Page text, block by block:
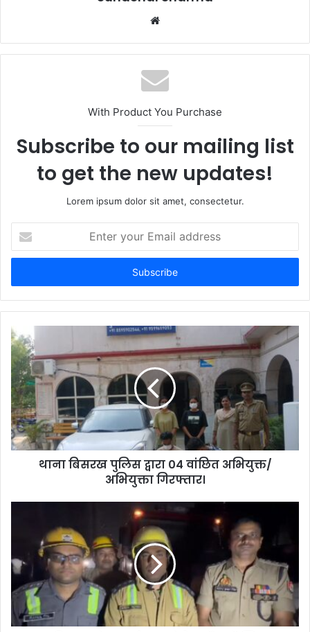
Website
With Product You Purchase
Subscribe to our mailing list
to get the new updates!
Lorem ipsum dolor sit amet, consectetur.
your
Email
थाना बिसरख पुलिस द्वारा 04 वांछित अभियुक्त/
अभियुक्ता गिरफ्तार।